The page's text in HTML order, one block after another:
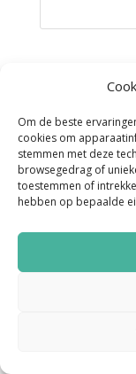
Om de beste
cookies om
stemmen met deze
browsegedrag of
toestemmen of
hebben op bepaalde